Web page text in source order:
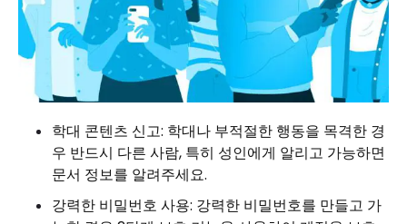
학대 콘텐츠 신고: 학대나 부적절한 행동을 목격한 경
우 반드시 다른 사람, 특히 성인에게 알리고 가능하면
문서 정보를 알려주세요.
강력한 비밀번호 사용: 강력한 비밀번호를 만들고 가